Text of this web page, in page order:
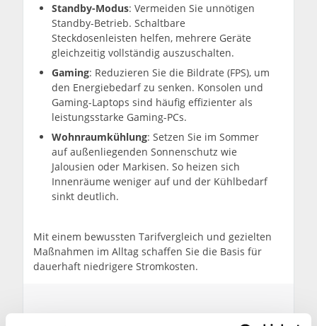
Standby-Modus: Vermeiden Sie unnötigen
Standby-Betrieb. Schaltbare
Steckdosenleisten helfen, mehrere Geräte
gleichzeitig vollständig auszuschalten.
Gaming: Reduzieren Sie die Bildrate (FPS), um
den Energiebedarf zu senken. Konsolen und
Gaming-Laptops sind häufig effizienter als
leistungsstarke Gaming-PCs.
Wohnraumkühlung: Setzen Sie im Sommer
auf außenliegenden Sonnenschutz wie
Jalousien oder Markisen. So heizen sich
Innenräume weniger auf und der Kühlbedarf
sinkt deutlich.
Mit einem bewussten Tarifvergleich und gezielten
Maßnahmen im Alltag schaffen Sie die Basis für
dauerhaft niedrigere Stromkosten.